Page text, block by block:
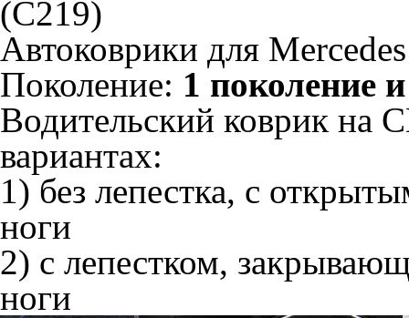
(C219)
Автоковрики для
Поколение: 1 поколение
Водительский коврик на
вариантах:
1) без лепестка, с
ноги
2) с лепестком,
ноги